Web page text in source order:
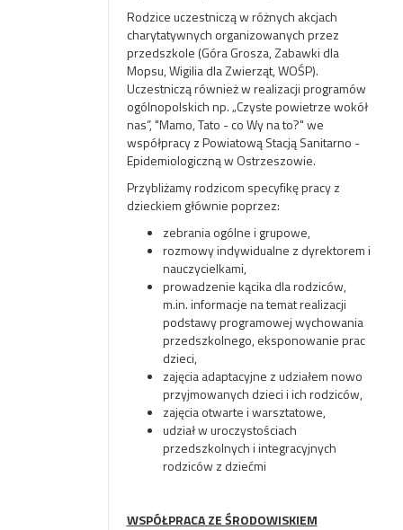
Rodzice uczestniczą w różnych akcjach
charytatywnych organizowanych przez
przedszkole (Góra Grosza, Zabawki dla
Mopsu, Wigilia dla Zwierząt, WOŚP).
Uczestniczą również w realizacji programów
ogólnopolskich np. „Czyste powietrze wokół
nas”, "Mamo, Tato - co Wy na to?" we
współpracy z Powiatową Stacją Sanitarno -
Epidemiologiczną w Ostrzeszowie.
Przybliżamy rodzicom specyfikę pracy z
dzieckiem głównie poprzez:
zebrania ogólne i grupowe,
rozmowy indywidualne z dyrektorem i
nauczycielkami,
prowadzenie kącika dla rodziców,
m.in. informacje na temat realizacji
podstawy programowej wychowania
przedszkolnego, eksponowanie prac
dzieci,
zajęcia adaptacyjne z udziałem nowo
przyjmowanych dzieci i ich rodziców,
zajęcia otwarte i warsztatowe,
udział w uroczystościach
przedszkolnych i integracyjnych
rodziców z dziećmi
WSPÓŁPRACA ZE ŚRODOWISKIEM